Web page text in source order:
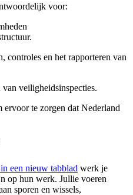
voor:
controles en het rapporteren van
veiligheidsinspecties.
te zorgen dat Nederland
een nieuw tabblad werk je
op hun werk. Jullie voeren
sporen en wissels,